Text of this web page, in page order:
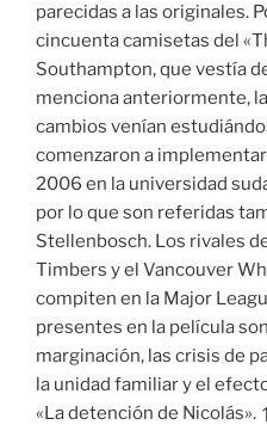
parecidas a las originales.
cincuenta camisetas del
Southampton, que vestía
menciona anteriormente,
cambios venían
comenzaron a
2006 en la universidad
por lo que son referidas
Stellenbosch. Los rivales
Timbers y el Vancouver
compiten en la Major
presentes en la película
marginación, las crisis de
la unidad familiar y el
«La detención de Nicolás».